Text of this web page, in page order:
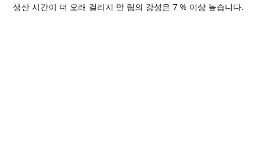
생산 시간이 더 오래 걸리지 만 림의 강성은 7 % 이상 높습니다.